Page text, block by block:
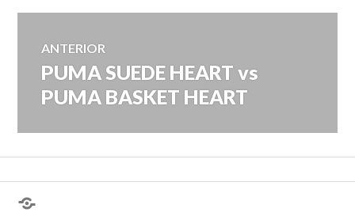
Navegación
de
entradas
ANTERIOR
Entrada
anterior:
PUMA SUEDE HEART vs
PUMA BASKET HEART